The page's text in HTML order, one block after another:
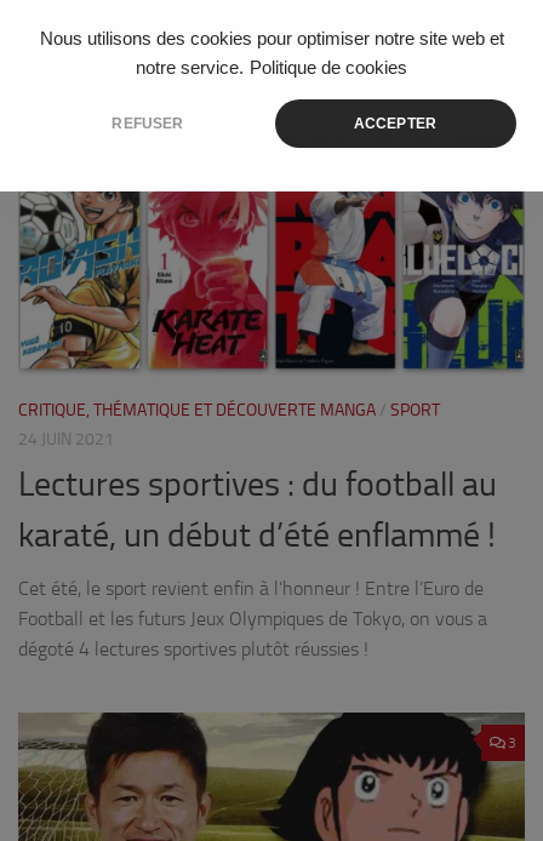
Nous utilisons des cookies pour optimiser notre site web et
notre service. Politique de cookies
REFUSER ACCEPTER
Skip to content
CRITIQUE, THÉMATIQUE ET DÉCOUVERTE MANGA / SPORT
24 JUIN 2021
Lectures sportives : du football au
karaté, un début d’été enflammé !
Cet été, le sport revient enfin à l’honneur ! Entre l’Euro de
Football et les futurs Jeux Olympiques de Tokyo, on vous a
dégoté 4 lectures sportives plutôt réussies !
3